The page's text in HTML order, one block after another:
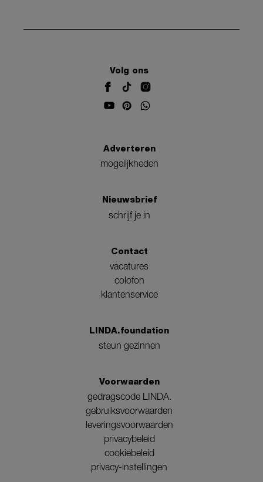
Volg ons
Adverteren
mogelijkheden
Nieuwsbrief
schrijf je in
Contact
vacatures
colofon
klantenservice
LINDA.foundation
steun gezinnen
Voorwaarden
gedragscode LINDA.
gebruiksvoorwaarden
leveringsvoorwaarden
privacybeleid
cookiebeleid
privacy-instellingen